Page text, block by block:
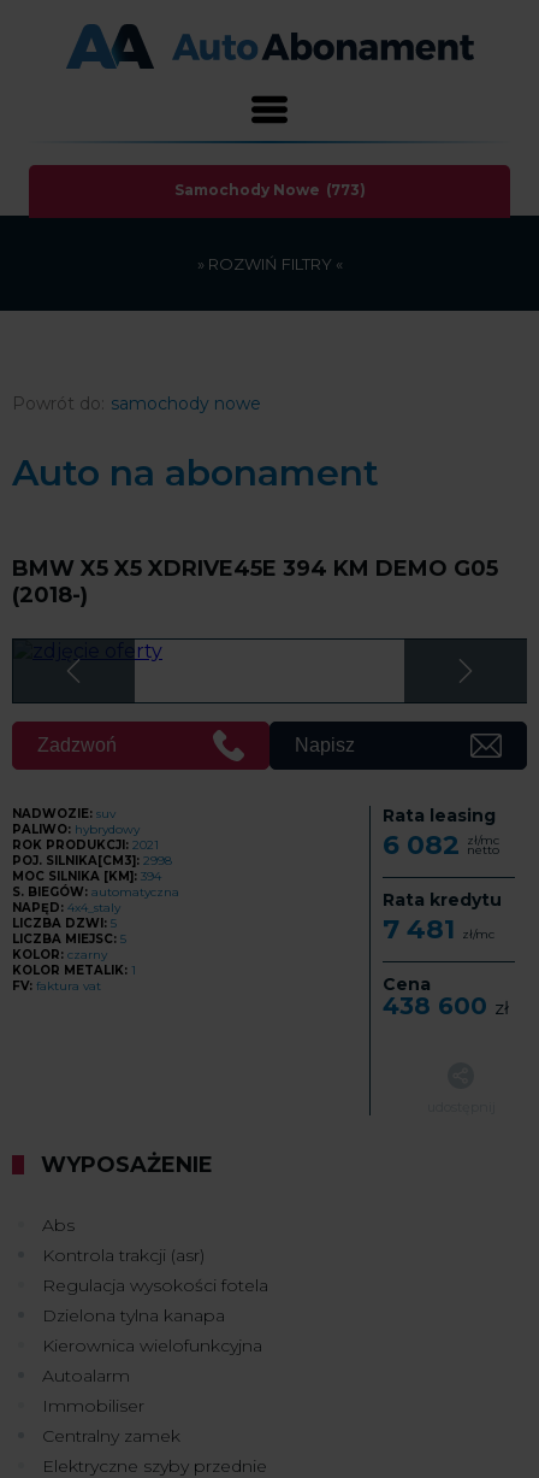
» ROZWIŃ FILTRY «
Samochody Nowe (773)
samochody nowe
Auto na abonament
BMW X5 X5 XDRIVE45E 394 KM DEMO G05
(2018-)
Zadzwoń Napisz
NADWOZIE: suv
PALIWO: hybrydowy
ROK PRODUKCJI: 2021
POJ. SILNIKA[CM3]: 2998
MOC SILNIKA [KM]: 394
S. BIEGÓW: automatyczna
NAPĘD: 4x4_staly
LICZBA DZWI: 5
LICZBA MIEJSC: 5
KOLOR: czarny
KOLOR METALIK: 1
FV: faktura vat
Rata leasing
6 082 zł/mc
netto
Rata kredytu
7 481 zł/mc
Cena
438 600 zł
WYPOSAŻENIE
Abs
Kontrola trakcji (asr)
Regulacja wysokości fotela
Dzielona tylna kanapa
Kierownica wielofunkcyjna
Autoalarm
Immobiliser
Centralny zamek
Elektryczne szyby przednie